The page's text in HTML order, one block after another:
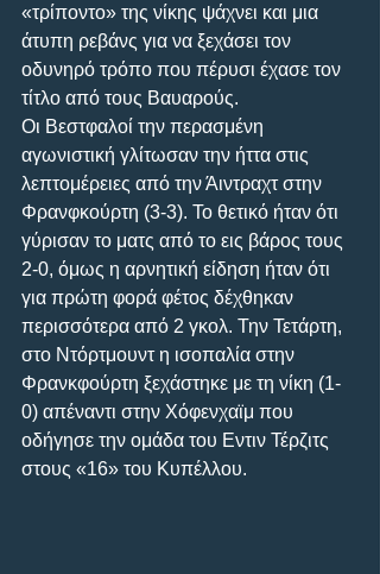
«τρίποντο» της νίκης ψάχνει και μια
άτυπη ρεβάνς για να ξεχάσει τον
οδυνηρό τρόπο που πέρυσι έχασε τον
τίτλο από τους Βαυαρούς.
Οι Βεστφαλοί την περασμένη
αγωνιστική γλίτωσαν την ήττα στις
λεπτομέρειες από την Άιντραχτ στην
Φρανφκούρτη (3-3). Το θετικό ήταν ότι
γύρισαν το ματς από το εις βάρος τους
2-0, όμως η αρνητική είδηση ήταν ότι
για πρώτη φορά φέτος δέχθηκαν
περισσότερα από 2 γκολ. Την Τετάρτη,
στο Ντόρτμουντ η ισοπαλία στην
Φρανκφούρτη ξεχάστηκε με τη νίκη (1-
0) απέναντι στην Χόφενχαϊμ που
οδήγησε την ομάδα του Εντιν Τέρζιτς
στους «16» του Κυπέλλου.